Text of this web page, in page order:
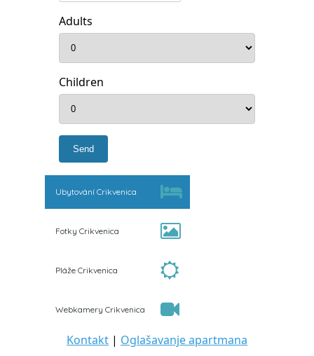
Adults
Children
Ubytování Crikvenica
Fotky Crikvenica
Pláže Crikvenica
Webkamery Crikvenica
Kontakt | Oglašavanje apartmana